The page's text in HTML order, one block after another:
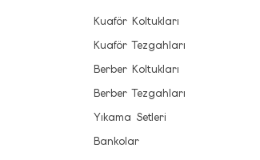
Kuaför Koltukları
Kuaför Tezgahları
Berber Koltukları
Berber Tezgahları
Yıkama Setleri
Bankolar